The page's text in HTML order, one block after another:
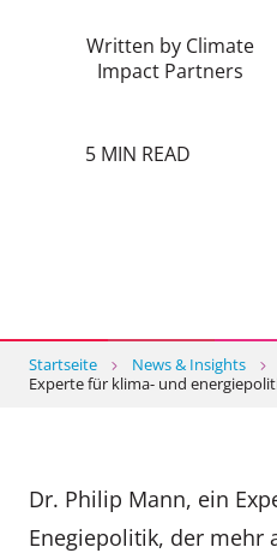
Written by Climate
Impact Partners
5 MIN READ
Startseite News & Insights
Experte für klima- und
Dr. Philip Mann, ein
Enegiepolitik, der mehr